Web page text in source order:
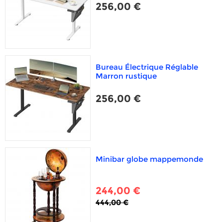
256,00 €
Bureau Électrique Réglable
Marron rustique
256,00 €
Minibar globe mappemonde
244,00 €
444,00 €